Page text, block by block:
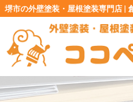
堺市の外壁塗装・屋根塗装専門店 |